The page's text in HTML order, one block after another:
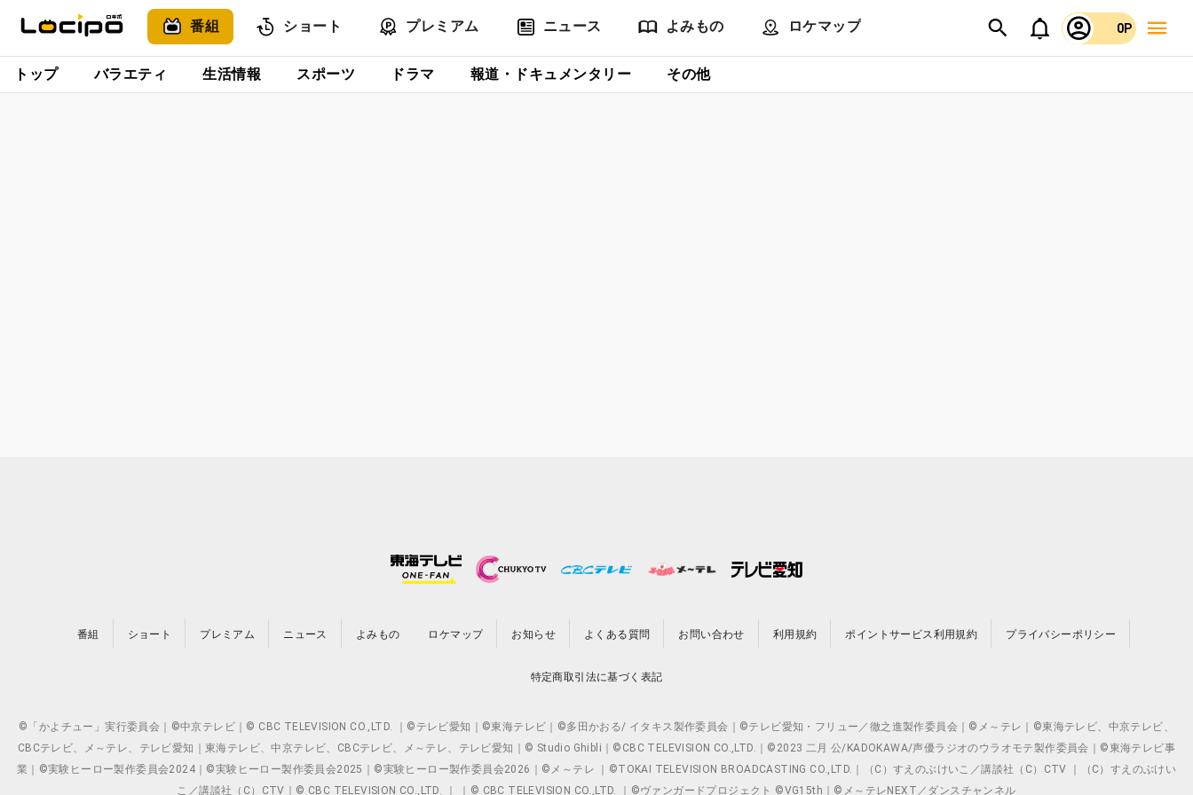
番組 ショート プレミアム ニュース よみもの ロケマップ 0P
トップ バラエティ 生活情報 スポーツ ドラマ 報道・ドキュメンタリー その他
番組 ショート プレミアム ニュース よみもの ロケマップ お知らせ よくある質問 お問い合わせ 利用規約 ポイントサービス利用規約 プライバシーポリシー
特定商取引法に基づく表記
©「かよチュー」実行委員会｜©中京テレビ｜© CBC TELEVISION CO.,LTD. ｜©テレビ愛知｜©東海テレビ｜©多田かおる/ イタキス製作委員会｜©テレビ愛知・フリュー／徹之進製作委員会｜©メ～テレ｜©東海テレビ、中京テレビ、
CBCテレビ、メ～テレ、テレビ愛知｜東海テレビ、中京テレビ、CBCテレビ、メ～テレ、テレビ愛知｜© Studio Ghibli｜©CBC TELEVISION CO.,LTD.｜©2023 二月 公/KADOKAWA/声優ラジオのウラオモテ製作委員会｜©東海テレビ事
業｜©実験ヒーロー製作委員会2024｜©実験ヒーロー製作委員会2025｜©実験ヒーロー製作委員会2026｜©メ～テレ ｜©TOKAI TELEVISION BROADCASTING CO.,LTD.｜（C）すえのぶけいこ／講談社（C）CTV ｜（C）すえのぶけい
こ／講談社（C）CTV｜© CBC TELEVISION CO.,LTD. ｜ ｜© CBC TELEVISION CO.,LTD. ｜©ヴァンガードプロジェクト ©VG15th｜©メ～テレNEXT／ダンスチャンネル